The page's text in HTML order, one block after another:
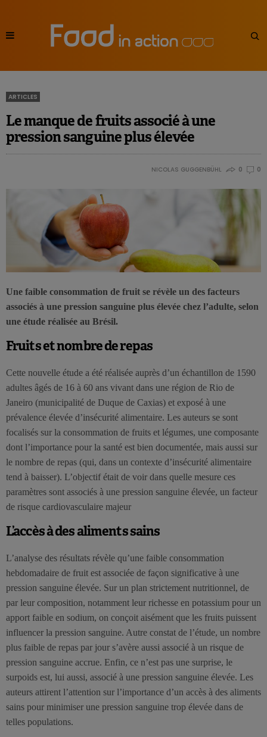
ARTICLES
Le manque de fruits associé à une
pression sanguine plus élevée
NICOLAS GUGGENBÜHL 0 0
Une faible consommation de fruit se révèle un des facteurs
associés à une pression sanguine plus élevée chez l’adulte, selon
une étude réalisée au Brésil.
Fruits et nombre de repas
Cette nouvelle étude a été réalisée auprès d’un échantillon de 1590
adultes âgés de 16 à 60 ans vivant dans une région de Rio de
Janeiro (municipalité de Duque de Caxias) et exposé à une
prévalence élevée d’insécurité alimentaire. Les auteurs se sont
focalisés sur la consommation de fruits et légumes, une composante
dont l’importance pour la santé est bien documentée, mais aussi sur
le nombre de repas (qui, dans un contexte d’insécurité alimentaire
tend à baisser). L’objectif était de voir dans quelle mesure ces
paramètres sont associés à une pression sanguine élevée, un facteur
de risque cardiovasculaire majeur
L’accès à des aliments sains
L’analyse des résultats révèle qu’une faible consommation
hebdomadaire de fruit est associée de façon significative à une
pression sanguine élevée. Sur un plan strictement nutritionnel, de
par leur composition, notamment leur richesse en potassium pour un
apport faible en sodium, on conçoit aisément que les fruits puissent
influencer la pression sanguine. Autre constat de l’étude, un nombre
plus faible de repas par jour s’avère aussi associé à un risque de
pression sanguine accrue. Enfin, ce n’est pas une surprise, le
surpoids est, lui aussi, associé à une pression sanguine élevée. Les
auteurs attirent l’attention sur l’importance d’un accès à des aliments
sains pour minimiser une pression sanguine trop élevée dans de
telles populations.